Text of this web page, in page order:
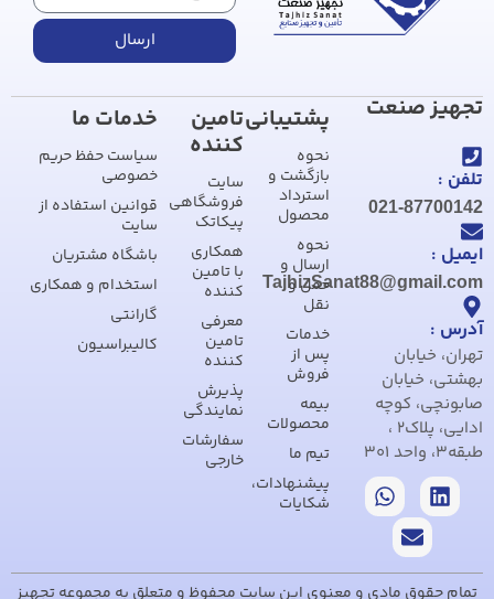
ارسال
تجهیز صنعت
تلفن :
021-87700142
ایمیل :
TajhizSanat88@gmail.com
آدرس :
تهران، خیابان
بهشتی، خیابان
صابونچی، کوچه
ادایی، پلاک2 ،
طبقه3، واحد 301
پشتیبانی
نحوه
بازگشت و
استرداد
محصول
نحوه
ارسال و
حمل و
نقل
خدمات
پس از
فروش
بیمه
محصولات
تیم ما
پیشنهادات،
شکایات
تامین
کننده
سایت
فروشگاهی
پیکاتک
همکاری
با تامین
کننده
معرفی
تامین
کننده
پذیرش
نمایندگی
سفارشات
خارجی
خدمات ما
سیاست حفظ حریم
خصوصی
قوانین استفاده از
سایت
باشگاه مشتریان
استخدام و همکاری
گارانتی
کالیبراسیون
تمام حقوق مادی و معنوی این سایت محفوظ و متعلق به مجموعه تجهیز